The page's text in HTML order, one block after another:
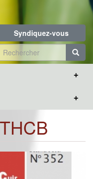
Syndiquez-vous